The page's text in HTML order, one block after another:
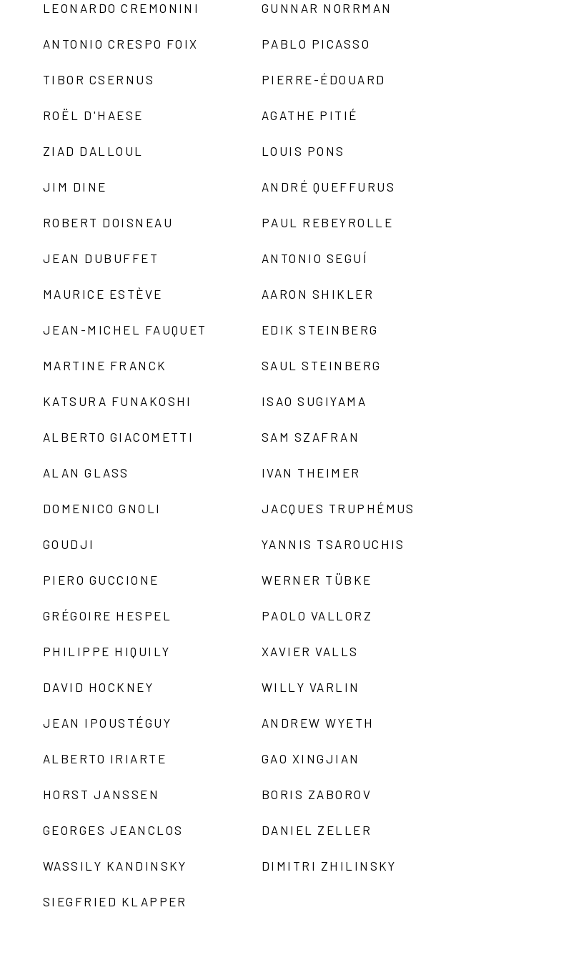
LEONARDO CREMONINI
ANTONIO CRESPO FOIX
TIBOR CSERNUS
ROËL D'HAESE
ZIAD DALLOUL
JIM DINE
ROBERT DOISNEAU
JEAN DUBUFFET
MAURICE ESTÈVE
JEAN-MICHEL FAUQUET
MARTINE FRANCK
KATSURA FUNAKOSHI
ALBERTO GIACOMETTI
ALAN GLASS
DOMENICO GNOLI
GOUDJI
PIERO GUCCIONE
GRÉGOIRE HESPEL
PHILIPPE HIQUILY
DAVID HOCKNEY
JEAN IPOUSTÉGUY
ALBERTO IRIARTE
HORST JANSSEN
GEORGES JEANCLOS
WASSILY KANDINSKY
SIEGFRIED KLAPPER
GUNNAR NORRMAN
PABLO PICASSO
PIERRE-ÉDOUARD
AGATHE PITIÉ
LOUIS PONS
ANDRÉ QUEFFURUS
PAUL REBEYROLLE
ANTONIO SEGUÍ
AARON SHIKLER
EDIK STEINBERG
SAUL STEINBERG
ISAO SUGIYAMA
SAM SZAFRAN
IVAN THEIMER
JACQUES TRUPHÉMUS
YANNIS TSAROUCHIS
WERNER TÜBKE
PAOLO VALLORZ
XAVIER VALLS
WILLY VARLIN
ANDREW WYETH
GAO XINGJIAN
BORIS ZABOROV
DANIEL ZELLER
DIMITRI ZHILINSKY